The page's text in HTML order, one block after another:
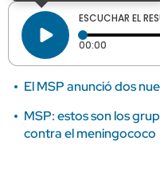
ESCUCHAR EL
00:00 Tiempo
El MSP anunció dos
MSP: estos son los
contra el meningococo